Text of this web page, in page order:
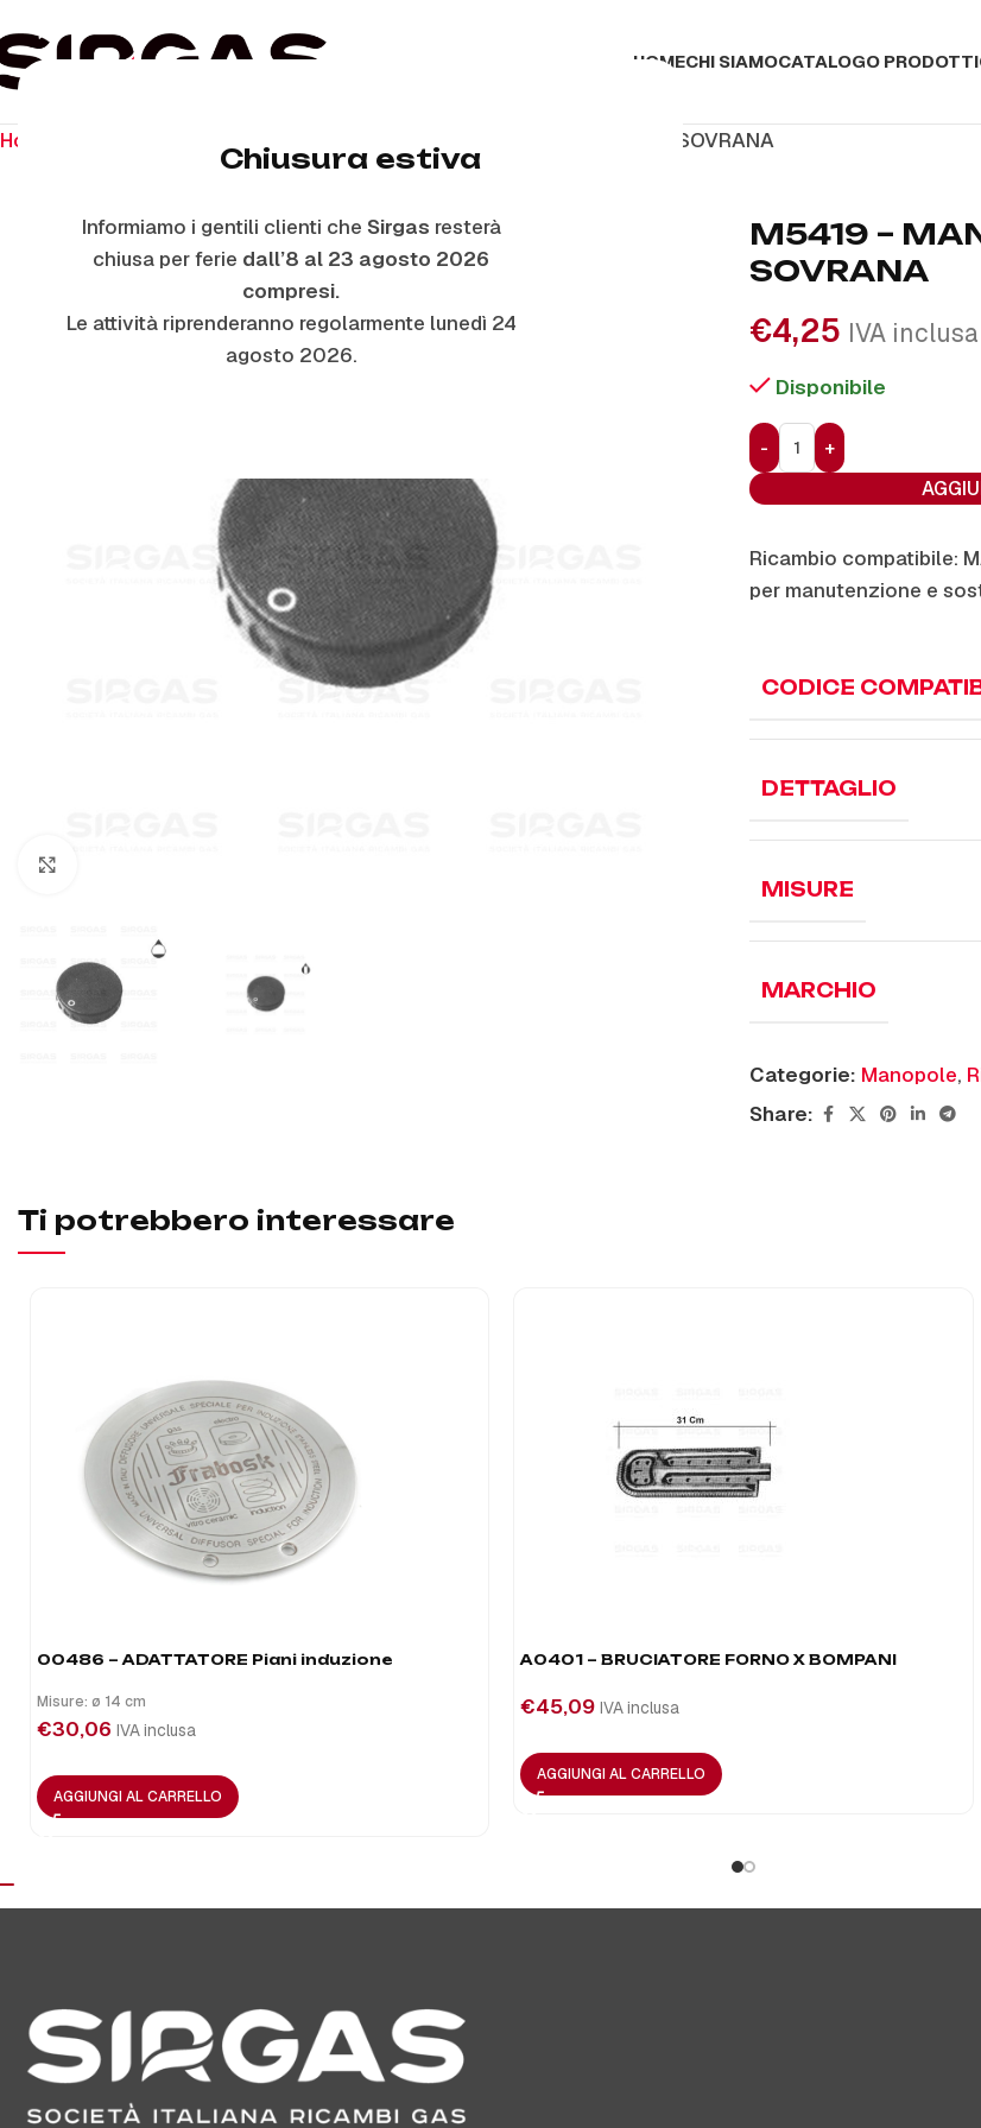
Chiusura estiva
Informiamo i gentili clienti che Sirgas resterà
chiusa per ferie dall’8 al 23 agosto 2026
compresi.
Le attività riprenderanno regolarmente lunedì 24
agosto 2026.
HOMECHI SIAMOCATALOGO PRODOTTI
Home M5419 – MANOPOLA TIPO SOVRANA
M5419 –
SOVRANA
€4,25 IVA inclusa
Disponibile
Ricambio compatibile:
per manutenzione e
CODICE
DETTAGLIO
MISURE
MARCHIO
Categorie: Manopole,
Share:
Ti potrebbero interessare
00486 – ADATTATORE Piani induzione
Misure: ø 14 cm
€30,06 IVA inclusa
AGGIUNGI AL CARRELLO
A0401 – BRUCIATORE FORNO X BOMPANI
€45,09 IVA inclusa
AGGIUNGI AL CARRELLO